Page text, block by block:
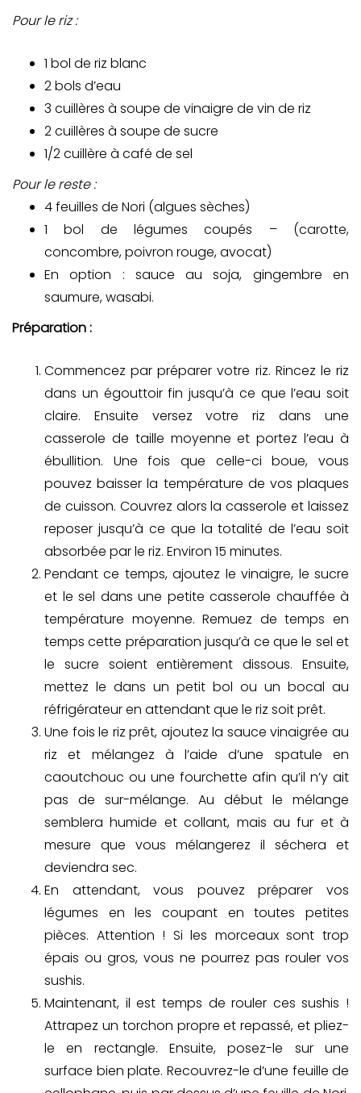
Pour le riz :
1 bol de riz blanc
2 bols d’eau
3 cuillères à soupe de vinaigre de vin de riz
2 cuillères à soupe de sucre
1/2 cuillère à café de sel
Pour le reste :
4 feuilles de Nori (algues sèches)
1 bol de légumes coupés – (carotte,
concombre, poivron rouge, avocat)
En option : sauce au soja, gingembre en
saumure, wasabi.
Préparation :
Commencez par préparer votre riz. Rincez le riz
dans un égouttoir fin jusqu’à ce que l’eau soit
claire. Ensuite versez votre riz dans une
casserole de taille moyenne et portez l’eau à
ébullition. Une fois que celle-ci boue, vous
pouvez baisser la température de vos plaques
de cuisson. Couvrez alors la casserole et laissez
reposer jusqu’à ce que la totalité de l’eau soit
absorbée par le riz. Environ 15 minutes.
Pendant ce temps, ajoutez le vinaigre, le sucre
et le sel dans une petite casserole chauffée à
température moyenne. Remuez de temps en
temps cette préparation jusqu’à ce que le sel et
le sucre soient entièrement dissous. Ensuite,
mettez le dans un petit bol ou un bocal au
réfrigérateur en attendant que le riz soit prêt.
Une fois le riz prêt, ajoutez la sauce vinaigrée au
riz et mélangez à l’aide d’une spatule en
caoutchouc ou une fourchette afin qu’il n’y ait
pas de sur-mélange. Au début le mélange
semblera humide et collant, mais au fur et à
mesure que vous mélangerez il séchera et
deviendra sec.
En attendant, vous pouvez préparer vos
légumes en les coupant en toutes petites
pièces. Attention ! Si les morceaux sont trop
épais ou gros, vous ne pourrez pas rouler vos
sushis.
Maintenant, il est temps de rouler ces sushis !
Attrapez un torchon propre et repassé, et pliez-
le en rectangle. Ensuite, posez-le sur une
surface bien plate. Recouvrez-le d’une feuille de